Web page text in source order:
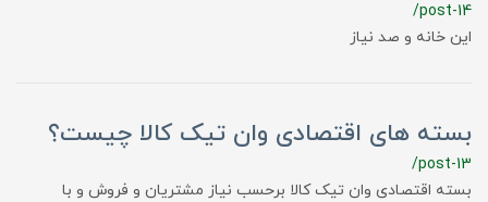
/post-14
این خانه و صد نیاز
بسته های اقتصادی وان تیک کالا چیست؟
/post-13
بسته اقتصادی وان تیک کالا برحسب نیاز مشتریان و فروش و با